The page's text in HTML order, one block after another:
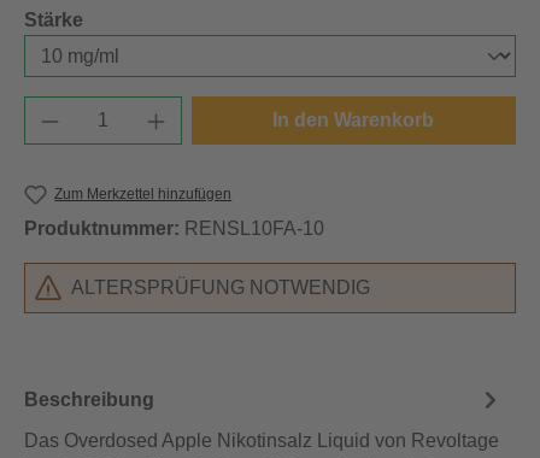
Stärke
Produkt Anzahl: Gib den gewünschten
In den Warenkorb
Zum Merkzettel hinzufügen
Produktnummer: RENSL10FA-10
ALTERSPRÜFUNG NOTWENDIG
Beschreibung
Das Overdosed Apple Nikotinsalz Liquid von Revoltage